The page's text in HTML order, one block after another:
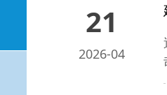
21
2026-04